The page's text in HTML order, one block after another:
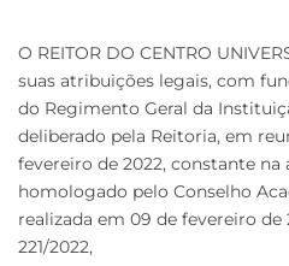
O REITOR DO CENTRO
suas atribuições legais, com
do Regimento Geral da
deliberado pela Reitoria, em
fevereiro de 2022, constante na
homologado pelo Conselho
realizada em 09 de fevereiro de
221/2022,